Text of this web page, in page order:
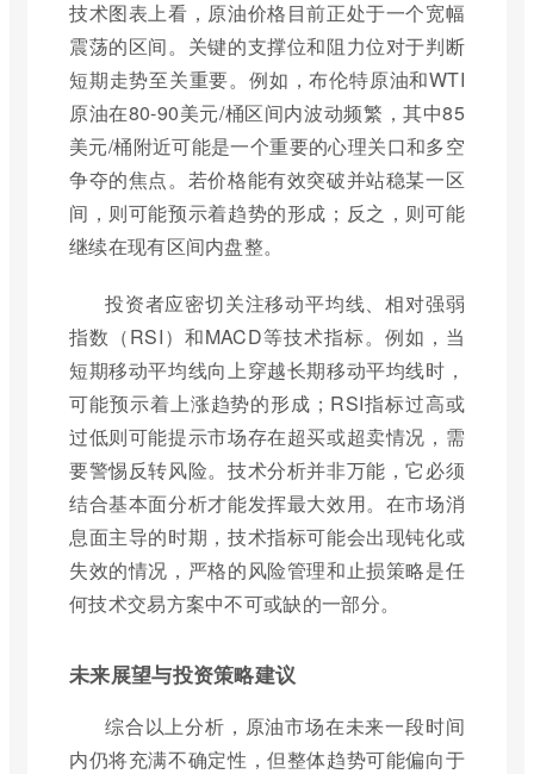
技术图表上看，原油价格目前正处于一个宽幅
震荡的区间。关键的支撑位和阻力位对于判断
短期走势至关重要。例如，布伦特原油和WTI
原油在80-90美元/桶区间内波动频繁，其中85
美元/桶附近可能是一个重要的心理关口和多空
争夺的焦点。若价格能有效突破并站稳某一区
间，则可能预示着趋势的形成；反之，则可能
继续在现有区间内盘整。
投资者应密切关注移动平均线、相对强弱
指数（RSI）和MACD等技术指标。例如，当
短期移动平均线向上穿越长期移动平均线时，
可能预示着上涨趋势的形成；RSI指标过高或
过低则可能提示市场存在超买或超卖情况，需
要警惕反转风险。技术分析并非万能，它必须
结合基本面分析才能发挥最大效用。在市场消
息面主导的时期，技术指标可能会出现钝化或
失效的情况，严格的风险管理和止损策略是任
何技术交易方案中不可或缺的一部分。
未来展望与投资策略建议
综合以上分析，原油市场在未来一段时间
内仍将充满不确定性，但整体趋势可能偏向于